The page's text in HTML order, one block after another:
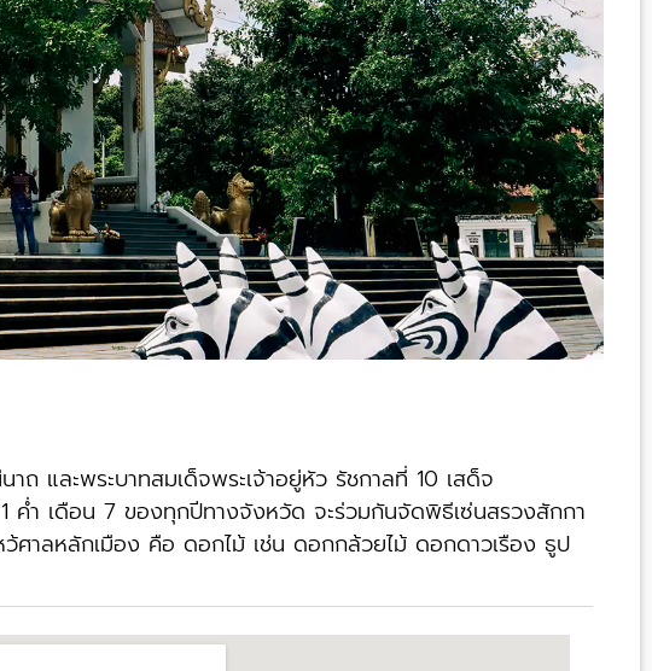
ถ และพระบาทสมเด็จพระเจ้าอยู่หัว รัชกาลที่ 10 เสด็จ
ค่ำ เดือน 7 ของทุกปีทางจังหวัด จะร่วมกันจัดพิธีเซ่นสรวงสักกา
ว้ศาลหลักเมือง คือ ดอกไม้ เช่น ดอกกล้วยไม้ ดอกดาวเรือง ธูป